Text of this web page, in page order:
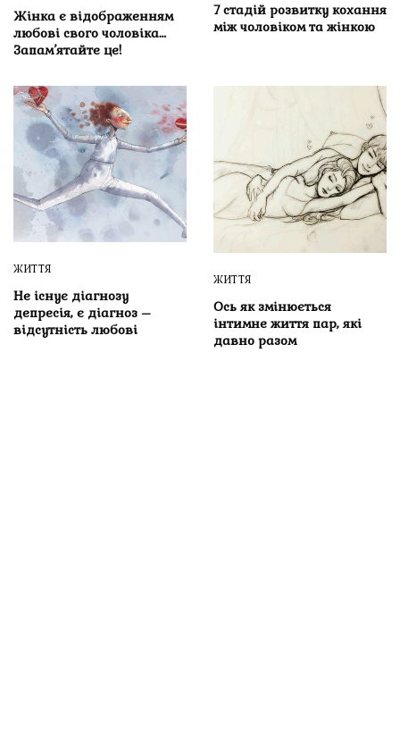
Жінка є відображенням
любові свого чоловіка…
Запам’ятайте це!
7 стадій розвитку кохання
між чоловіком та жінкою
ЖИТТЯ
Не існує діагнозу
депресія, є діагноз –
відсутність любові
ЖИТТЯ
Ось як змінюється
інтимне життя пар, які
давно разом